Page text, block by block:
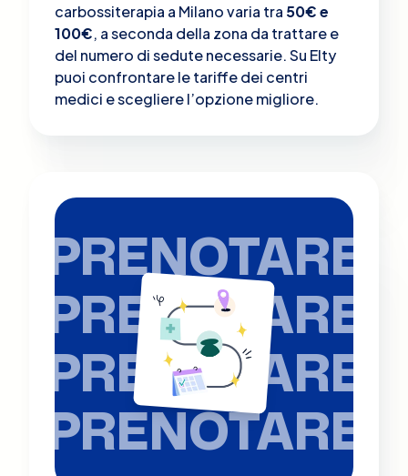
carbossiterapia a Milano varia tra 50€ e
100€, a seconda della zona da trattare e
del numero di sedute necessarie. Su Elty
puoi confrontare le tariffe dei centri
medici e scegliere l’opzione migliore.
PRENOTARE
PRENOTARE
PRENOTARE
PRENOTARE